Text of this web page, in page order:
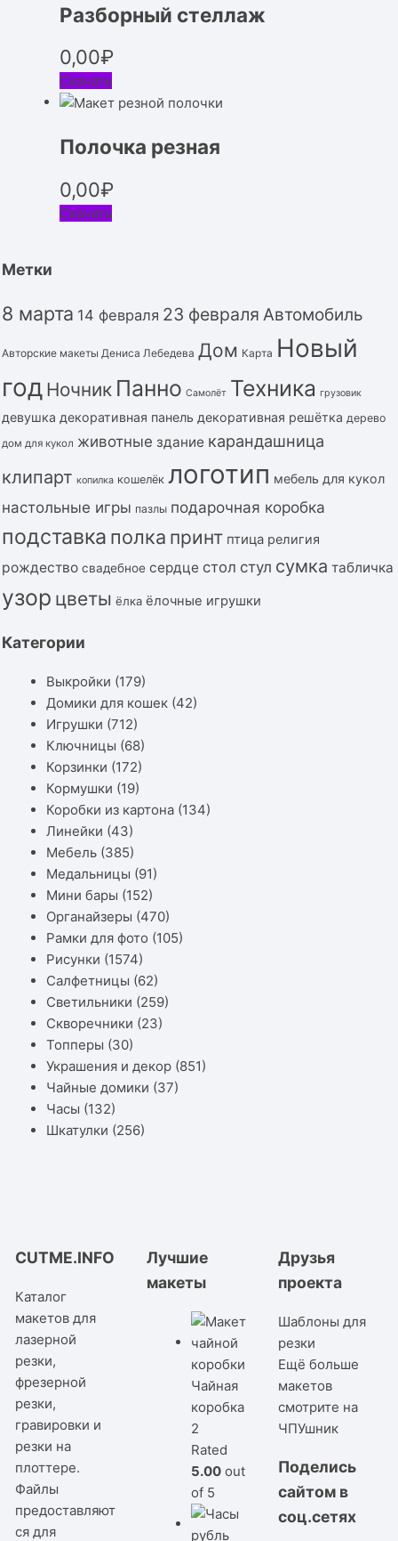
Разборный стеллаж
0,00₽
Скачать
Полочка резная
0,00₽
Скачать
Метки
8 марта 14 февраля 23 февраля Автомобиль
Авторские макеты Дениса Лебедева Дом Карта Новый
год Ночник Панно Самолёт Техника грузовик
девушка декоративная панель декоративная решётка дерево
дом для кукол животные здание карандашница
клипарт копилка кошелёк логотип мебель для кукол
настольные игры пазлы подарочная коробка
подставка полка принт птица религия
рождество свадебное сердце стол стул сумка табличка
узор цветы ёлка ёлочные игрушки
Категории
Выкройки (179)
Домики для кошек (42)
Игрушки (712)
Ключницы (68)
Корзинки (172)
Кормушки (19)
Коробки из картона (134)
Линейки (43)
Мебель (385)
Медальницы (91)
Мини бары (152)
Органайзеры (470)
Рамки для фото (105)
Рисунки (1574)
Салфетницы (62)
Светильники (259)
Скворечники (23)
Топперы (30)
Украшения и декор (851)
Чайные домики (37)
Часы (132)
Шкатулки (256)
CUTME.INFO
Каталог
макетов для
лазерной
резки,
фрезерной
резки,
гравировки и
резки на
плоттере.
Файлы
предоставляют
ся для
Лучшие
макеты
Чайная
коробка
2
Rated
5.00 out
of 5
Друзья
проекта
Шаблоны для
резки
Ещё больше
макетов
смотрите на
ЧПУшник
Поделись
сайтом в
соц.сетях